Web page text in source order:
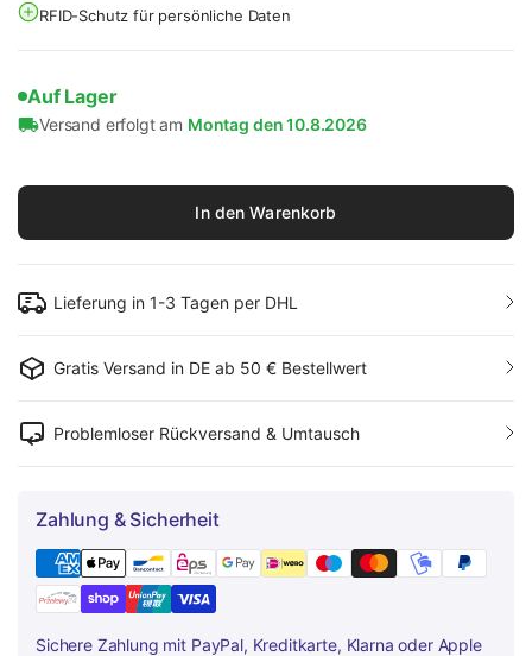
RFID-Schutz für persönliche Daten
Auf Lager
Versand erfolgt am Montag den 10.8.2026
In den Warenkorb
Lieferung in 1-3 Tagen per DHL
Gratis Versand in DE ab 50 € Bestellwert
Problemloser Rückversand & Umtausch
Zahlung & Sicherheit
Sichere Zahlung mit PayPal, Kreditkarte, Klarna oder Apple